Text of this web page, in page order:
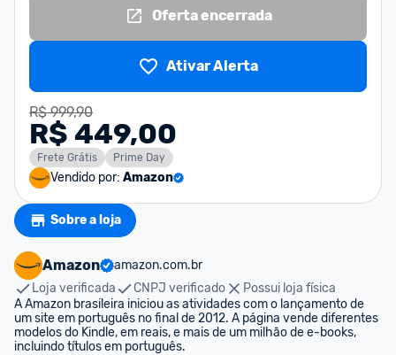
Oferta encerrada
Ativar Alerta
R$ 999,90
R$ 449,00
Frete Grátis Prime Day
Vendido por: Amazon
Sobre a loja
Amazon
amazon.com.br
Loja verificada
CNPJ verificado
Possui loja física
A Amazon brasileira iniciou as atividades com o lançamento de
um site em português no final de 2012. A página vende diferentes
modelos do Kindle, em reais, e mais de um milhão de e-books,
incluindo títulos em português.